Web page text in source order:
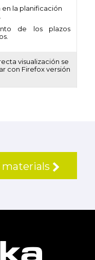
la planificación
de los plazos
visualización se
con Firefox versión